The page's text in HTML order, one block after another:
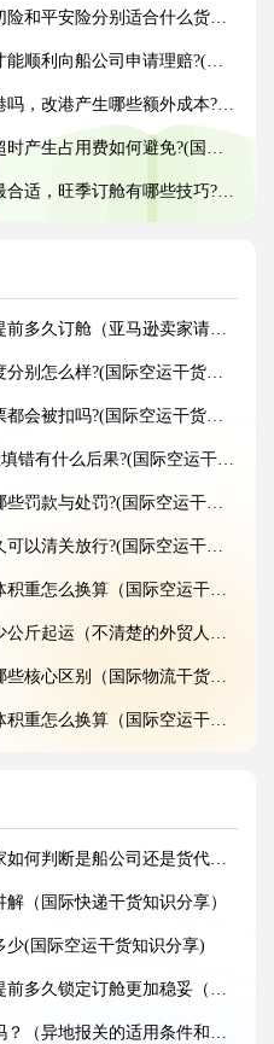
适合什么货物?(国际海运干货知识分享)
司申请理赔?(国际海运干货知识分享)
哪些额外成本?(国际海运干货知识分享)
如何避免?(国际海运干货知识分享)
舱有哪些技巧?(国际海运干货知识分享)
久订舱（亚马逊卖家请注意）
么样?(国际空运干货知识分享)
扣吗?(国际空运干货知识分享)
么后果?(国际空运干货知识分享)
与处罚?(国际空运干货知识分享)
关放行?(国际空运干货知识分享)
换算（国际空运干货知识分享）
运（不清楚的外贸人看过来）
区别（国际物流干货知识分享）
换算（国际空运干货知识分享）
?(国际快递干货知识分享)
额免税?(国际快递干货知识分享)
?(国际空运干货知识分享)
什么（国际快递干货知识分享）
能送达（国际快递时效详解）
（国际快递干货知识分享）
还是货代问题（国际海运干货知识分享）
（国际快递干货知识分享）
少(国际空运干货知识分享)
舱更加稳妥（国际海运干货知识分享）
报关的适用条件和流程是怎样的）